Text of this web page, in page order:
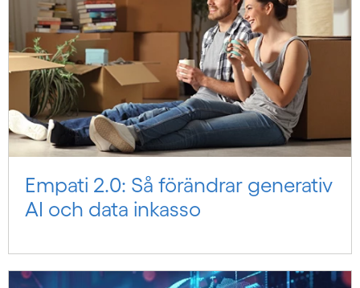
Empati 2.0: Så förändrar generativ
AI och data inkasso